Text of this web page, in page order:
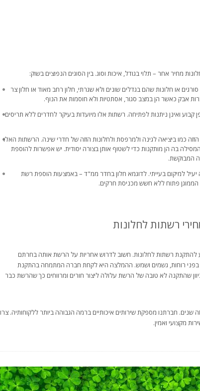
מחיר אחר – תלוי בגודל, איכות וסוג. בין הסוגים הנפוצים בשוק:
או חלונות שהם בגדלים שונים ולא שגרתי, חלון רחב מאוד או חלון צר
אבק כאשר הן במצב סגור, אסתטיות ולא חוסמות את הנוף.
ואינן ניתנות לפתיחה. רשתות אלו מיועדות בעיקר לחדרים ללא תריסים
כמו ביציאה לגינה ולמרפסת ולחלונות הזזה של חדרי שינה. הרשתות האלו
בה הן מותקנות כדי לשטוף אותן בצורה יסודית. יש אפשרות להוספת
המבוקשת.
למיקום בעייתי. לדוגמא חלון בחדר ממ"ד – באמצעות הוספת רשת
פתוח ללא חשש מכניסת חרקים.
רשתות לחלונות
להתקנת רשתות לחלונות. חשוב לדרוש אחריות על הרשת אותה בחרתם
בפני רוחות, גשמים ושמש. ההמלצה היא לקחת חברה המתמחה בהתקנת
שהתקנה לא טובה של הרשת עלולה ליצור חורים ומרווחים כך שהרשת כבר
שנים. חברתנו מספקת שירותים איכותיים ברמה הגבוהה ביותר ללקוחותיה. צרו
מקצועי ואמין.